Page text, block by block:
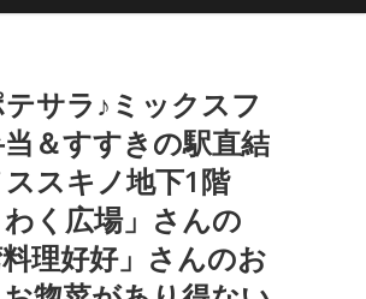
テサラ♪ミックスフ
＆すすきの駅直結
スキノ地下1階
わく広場」さんの
料理好好」さんのお